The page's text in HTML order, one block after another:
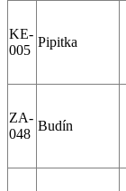
KE-
005
Pipitka
ZA-
048
Budín